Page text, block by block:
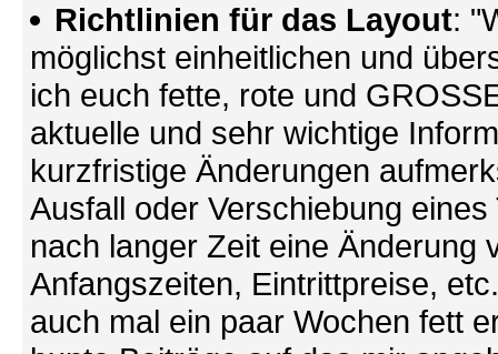
Richtlinien für das Layout:
möglichst einheitlichen und
ich euch fette, rote und
aktuelle und sehr wichtige
kurzfristige Änderungen
Ausfall oder Verschiebung
nach langer Zeit eine Änderung
Anfangszeiten, Eintrittpreise,
auch mal ein paar Wochen fett